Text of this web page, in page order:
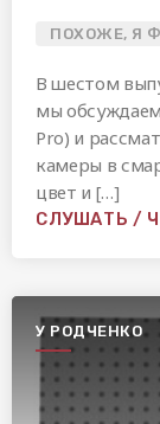
ПОХОЖЕ, Я
В шестом
мы обсуждаем
Pro) и
камеры в
цвет и […]
СЛУШАТЬ /
У РОДЧЕНКО